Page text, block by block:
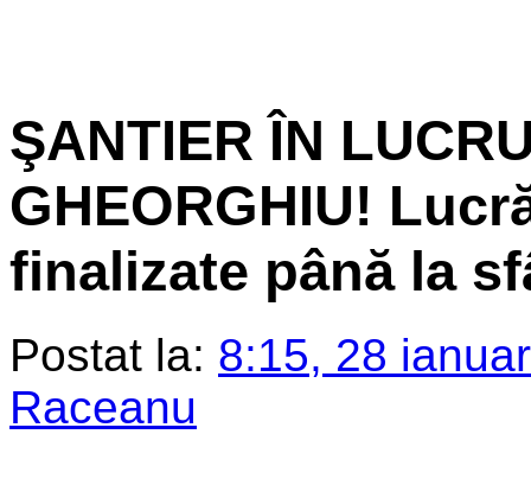
ŞANTIER ÎN
GHEORGHIU!
finalizate până la
Postat la: 8:15, 28
Raceanu